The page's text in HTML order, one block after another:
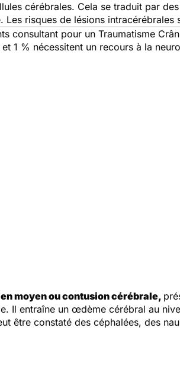
cérébrales. Cela se traduit par
Les risques de lésions
consultant pour un Traumatisme
1 % nécessitent un recours à la
moyen ou contusion cérébrale,
Il entraîne un œdème cérébral au
être constaté des céphalées, des